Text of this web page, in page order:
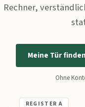
Rechner,
Meine Tür finden
Ohne